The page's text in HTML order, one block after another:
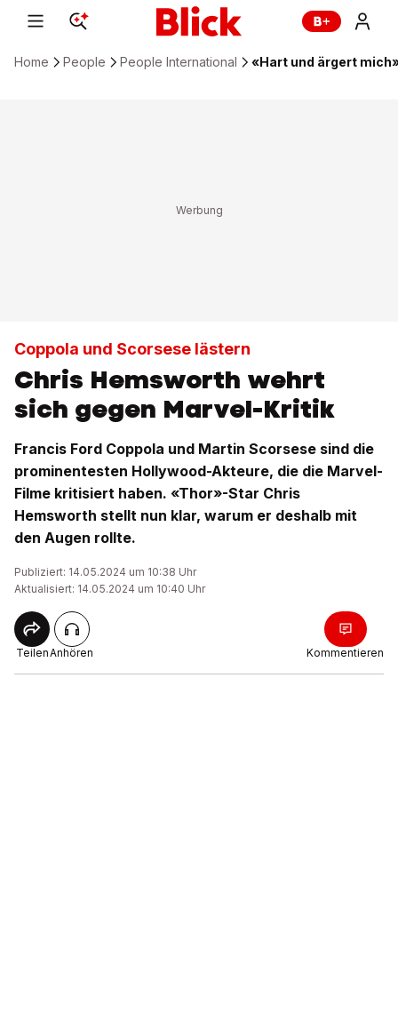
Home People People International «Hart und ärgert
Coppola und Scorsese lästern
Chris Hemsworth wehrt
sich gegen Marvel-Kritik
Francis Ford Coppola und Martin Scorsese sind die
prominentesten Hollywood-Akteure, die die Marvel-
Filme kritisiert haben. «Thor»-Star Chris
Hemsworth stellt nun klar, warum er deshalb mit
den Augen rollte.
Publiziert: 14.05.2024 um 10:38 Uhr
Aktualisiert: 14.05.2024 um 10:40 Uhr
TeilenAnhören Kommentieren